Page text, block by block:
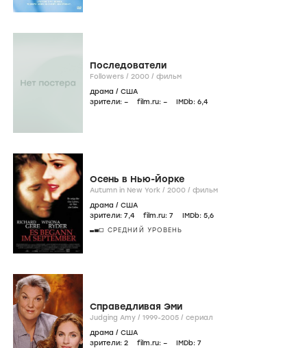
Последователи
Followers / 2000 / фильм
драма / США
зрители: – film.ru: – IMDb: 6,4
Осень в Нью-Йорке
Autumn in New York / 2000 / фильм
драма / США
зрители: 7,4 film.ru: 7 IMDb: 5,6
СРЕДНИЙ УРОВЕНЬ
Справедливая Эми
Judging Amy / 1999-2005 / сериал
драма / США
зрители: 2 film.ru: – IMDb: 7